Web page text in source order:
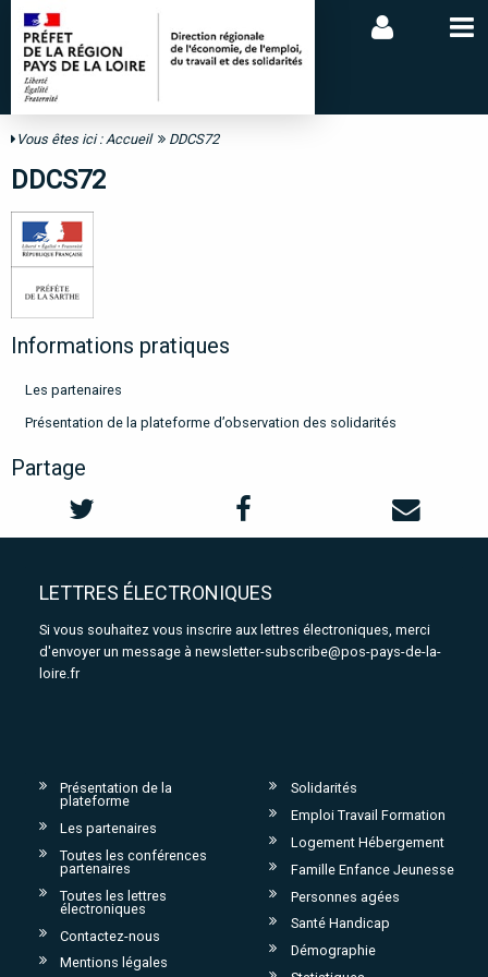
Vous êtes ici :Accueil DDCS72
DDCS72
Informations pratiques
Les partenaires
Présentation de la plateforme d’observation des solidarités
Partage
LETTRES ÉLECTRONIQUES
Si vous souhaitez vous inscrire aux lettres électroniques, merci
d'envoyer un message à newsletter-subscribe@pos-pays-de-la-
loire.fr
Présentation de la
plateforme
Les partenaires
Toutes les conférences
partenaires
Toutes les lettres
électroniques
Contactez-nous
Mentions légales
Solidarités
Emploi Travail Formation
Logement Hébergement
Famille Enfance Jeunesse
Personnes agées
Santé Handicap
Démographie